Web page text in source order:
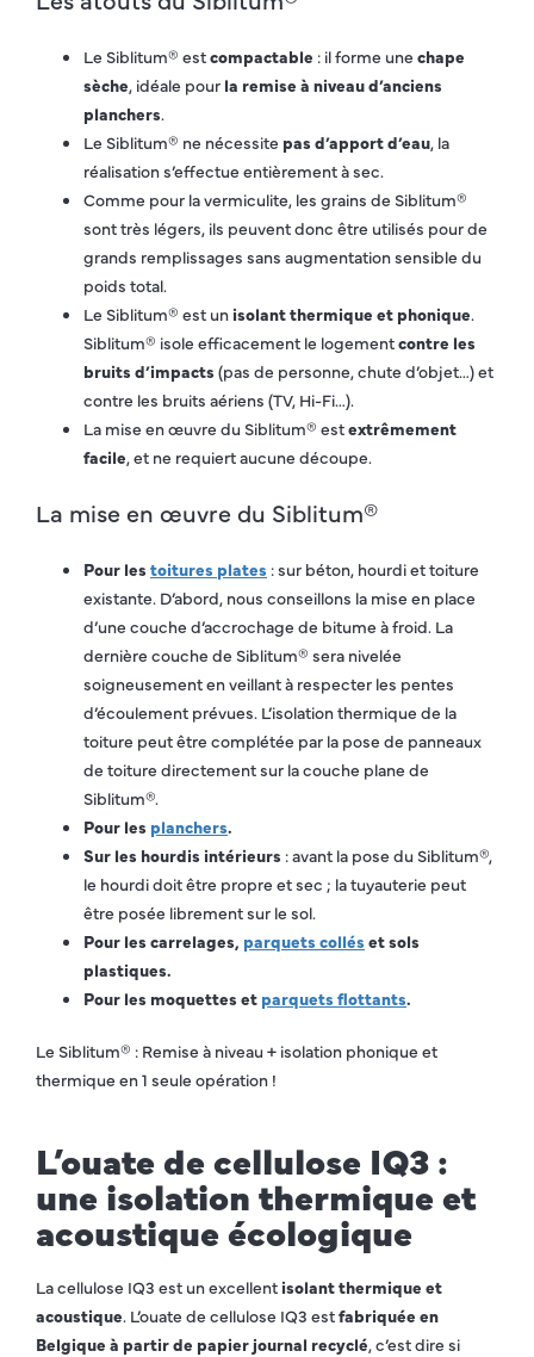
Le Siblitum® estcompactable : il forme une chape
sèche, idéale pour la remise à niveau d’anciens
planchers.
Le Siblitum® ne nécessite pas d’apport d’eau, la
réalisation s’effectue entièrement à sec.
Comme pour la vermiculite, les grains de Siblitum®
sont très légers, ils peuvent donc être utilisés pour de
grands remplissages sans augmentation sensible du
poids total.
Le Siblitum® est un isolant thermique et phonique.
Siblitum® isole efficacement le logementcontre les
bruits d’impacts (pas de personne, chute d’objet…) et
contre les bruits aériens (TV, Hi-Fi…).
La mise en œuvre du Siblitum® estextrêmement
facile, et ne requiert aucune découpe.
La mise en œuvre du Siblitum®
Pour les toitures plates : sur béton, hourdi et toiture
existante. D’abord, nous conseillons la mise en place
d’une couche d’accrochage de bitume à froid. La
dernière couche de Siblitum® sera nivelée
soigneusement en veillant à respecter les pentes
d’écoulement prévues. L’isolation thermique de la
toiture peut être complétée par la pose de panneaux
de toiture directement sur la couche plane de
Siblitum®.
Pour les planchers.
Sur les hourdis intérieurs : avant la pose du Siblitum®,
le hourdi doit être propre et sec ; la tuyauterie peut
être posée librement sur le sol.
Pour les carrelages, parquets collés et sols
plastiques.
Pour les moquettes et parquets flottants.
Le Siblitum® : Remise à niveau + isolation phonique et
thermique en 1 seule opération !
L’ouate de cellulose IQ3 :
une isolation thermique et
acoustique écologique
La cellulose IQ3 est un excellent isolant thermique et
acoustique. L’ouate de cellulose IQ3 estfabriquée en
Belgique à partir de papier journal recyclé, c’est dire si